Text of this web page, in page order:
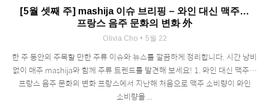
[5월 셋째 주] mashija 이슈 브리핑 – 와인 대신 맥주…
프랑스 음주 문화의 변화 外
Olivia Cho 5월 22
한 주 동안의 주목할 만한 주류 이슈와 뉴스를 깔끔하게 정리합니다. 시간 낭비
없이 매주 mashija와 함께 주류 트렌드를 발견해 보세요! 1. 와인 대신 맥주…
프랑스 음주 문화의 변화 프랑스에서 지난해 처음으로 맥주 소비량이 와인
소비량을 ...